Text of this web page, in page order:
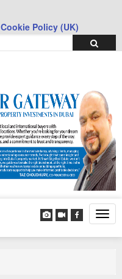
Cookie Policy (UK)